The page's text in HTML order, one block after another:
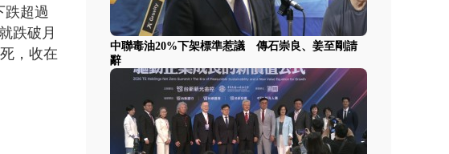
跌超過
跌破月
，收在
中聯毒油20%下架標準惹議 傳石崇良、姜至剛請
辭